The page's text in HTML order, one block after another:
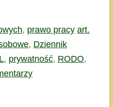
, prawo pracy Tagi
art.
, Dziennik
, prywatność, RODO,